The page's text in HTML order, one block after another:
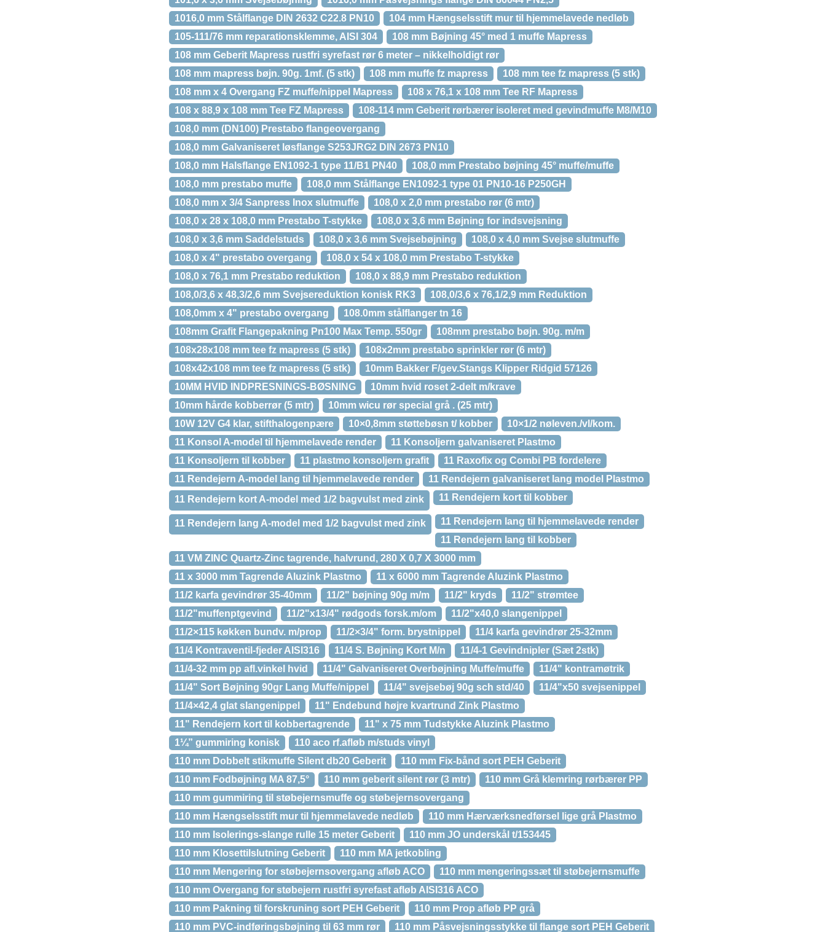
1016,0 mm Stålflange DIN 2632 C22.8 PN10
104 mm Hængselsstift mur til hjemmelavede nedløb
105-111/76 mm reparationsklemme, AISI 304
108 mm Bøjning 45° med 1 muffe Mapress
108 mm Geberit Mapress rustfri syrefast rør 6 meter – nikkelholdigt rør
108 mm mapress bøjn. 90g. 1mf. (5 stk)
108 mm muffe fz mapress
108 mm tee fz mapress (5 stk)
108 mm x 4 Overgang FZ muffe/nippel Mapress
108 x 76,1 x 108 mm Tee RF Mapress
108 x 88,9 x 108 mm Tee FZ Mapress
108-114 mm Geberit rørbærer isoleret med gevindmuffe M8/M10
108,0 mm (DN100) Prestabo flangeovergang
108,0 mm Galvaniseret løsflange S253JRG2 DIN 2673 PN10
108,0 mm Halsflange EN1092-1 type 11/B1 PN40
108,0 mm Prestabo bøjning 45° muffe/muffe
108,0 mm prestabo muffe
108,0 mm Stålflange EN1092-1 type 01 PN10-16 P250GH
108,0 mm x 3/4 Sanpress Inox slutmuffe
108,0 x 2,0 mm prestabo rør (6 mtr)
108,0 x 28 x 108,0 mm Prestabo T-stykke
108,0 x 3,6 mm Bøjning for indsvejsning
108,0 x 3,6 mm Saddelstuds
108,0 x 3,6 mm Svejsebøjning
108,0 x 4,0 mm Svejse slutmuffe
108,0 x 4" prestabo overgang
108,0 x 54 x 108,0 mm Prestabo T-stykke
108,0 x 76,1 mm Prestabo reduktion
108,0 x 88,9 mm Prestabo reduktion
108,0/3,6 x 48,3/2,6 mm Svejsereduktion konisk RK3
108,0/3,6 x 76,1/2,9 mm Reduktion
108,0mm x 4" prestabo overgang
108.0mm stålflanger tn 16
108mm Grafit Flangepakning Pn100 Max Temp. 550gr
108mm prestabo bøjn. 90g. m/m
108x28x108 mm tee fz mapress (5 stk)
108x2mm prestabo sprinkler rør (6 mtr)
108x42x108 mm tee fz mapress (5 stk)
10mm Bakker F/gev.Stangs Klipper Ridgid 57126
10MM HVID INDPRESNINGS-BØSNING
10mm hvid roset 2-delt m/krave
10mm hårde kobberrør (5 mtr)
10mm wicu rør special grå . (25 mtr)
10W 12V G4 klar, stifthalogenpære
10×0,8mm støttebøsn t/ kobber
10×1/2 nøleven./vl/kom.
11 Konsol A-model til hjemmelavede render
11 Konsoljern galvaniseret Plastmo
11 Konsoljern til kobber
11 plastmo konsoljern grafit
11 Raxofix og Combi PB fordelere
11 Rendejern A-model lang til hjemmelavede render
11 Rendejern galvaniseret lang model Plastmo
11 Rendejern kort A-model med 1/2 bagvulst med zink
11 Rendejern kort til kobber
11 Rendejern lang A-model med 1/2 bagvulst med zink
11 Rendejern lang til hjemmelavede render
11 Rendejern lang til kobber
11 VM ZINC Quartz-Zinc tagrende, halvrund, 280 X 0,7 X 3000 mm
11 x 3000 mm Tagrende Aluzink Plastmo
11 x 6000 mm Tagrende Aluzink Plastmo
11/2 karfa gevindrør 35-40mm
11/2" bøjning 90g m/m 11/2" kryds
11/2" strømtee
11/2"muffenptgevind
11/2"x13/4" rødgods forsk.m/om
11/2"x40,0 slangenippel
11/2×115 køkken bundv. m/prop
11/2×3/4" form. brystnippel
11/4 karfa gevindrør 25-32mm
11/4 Kontraventil-fjeder AISI316
11/4 S. Bøjning Kort M/n
11/4-1 Gevindnipler (Sæt 2stk)
11/4-32 mm pp afl.vinkel hvid
11/4" Galvaniseret Overbøjning Muffe/muffe
11/4" kontramøtrik
11/4" Sort Bøjning 90gr Lang Muffe/nippel
11/4" svejsebøj 90g sch std/40
11/4"x50 svejsenippel
11/4×42,4 glat slangenippel
11" Endebund højre kvartrund Zink Plastmo
11" Rendejern kort til kobbertagrende
11" x 75 mm Tudstykke Aluzink Plastmo
1¼” gummiring konisk
110 aco rf.afløb m/studs vinyl
110 mm Dobbelt stikmuffe Silent db20 Geberit
110 mm Fix-bånd sort PEH Geberit
110 mm Fodbøjning MA 87,5°
110 mm geberit silent rør (3 mtr)
110 mm Grå klemring rørbærer PP
110 mm gummiring til støbejernsmuffe og støbejernsovergang
110 mm Hængselsstift mur til hjemmelavede nedløb
110 mm Hærværksnedførsel lige grå Plastmo
110 mm Isolerings-slange rulle 15 meter Geberit
110 mm JO underskål t/153445
110 mm Klosettilslutning Geberit
110 mm MA jetkobling
110 mm Mengering for støbejernsovergang afløb ACO
110 mm mengeringssæt til støbejernsmuffe
110 mm Overgang for støbejern rustfri syrefast afløb AISI316 ACO
110 mm Pakning til forskruning sort PEH Geberit
110 mm Prop afløb PP grå
110 mm PVC-indføringsbøjning til 63 mm rør
110 mm Påsvejsningsstykke til flange sort PEH Geberit